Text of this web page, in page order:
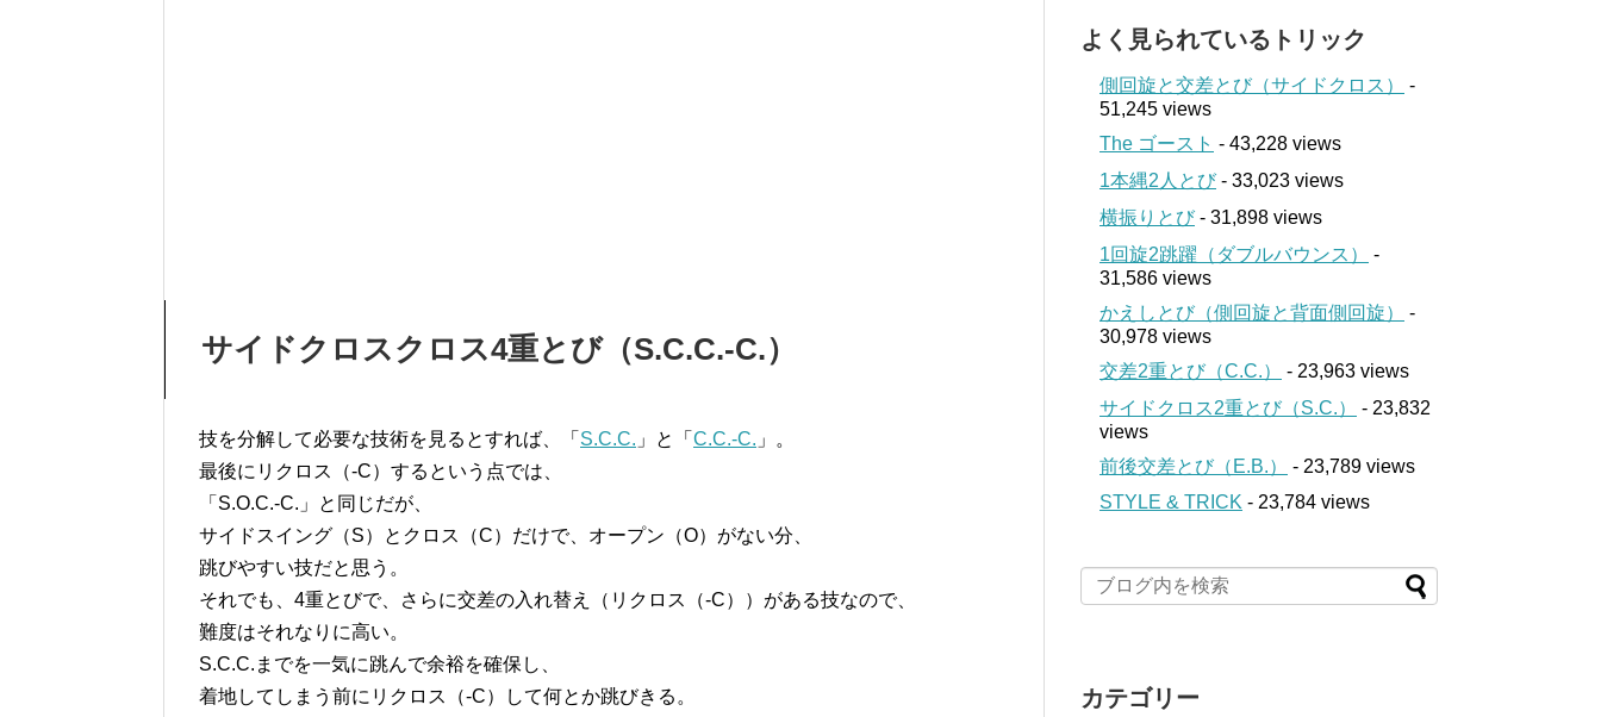
サイドクロスクロス4重とび（S.C.C.-C.）
技を分解して必要な技術を見るとすれば、「 S.C.C. 」と「 C.C.-C. 」。
最後にリクロス（-C）するという点では、
「S.O.C.-C.」と同じだが、
サイドスイング（S）とクロス（C）だけで、オープン（O）がない分、
跳びやすい技だと思う。
それでも、4重とびで、さらに交差の入れ替え（リクロス（-C））がある技なので、
難度はそれなりに高い。
S.C.C.までを一気に跳んで余裕を確保し、
着地してしまう前にリクロス（-C）して何とか跳びきる。
よく見られているトリック
側回旋と交差とび（サイドクロス）
-
51,245 views
The ゴースト - 43,228 views
1本縄2人とび- 33,023 views
横振りとび- 31,898 views
1回旋2跳躍（ダブルバウンス）
-
31,586 views
かえしとび（側回旋と背面側回旋）
-
30,978 views
交差2重とび（C.C.）
- 23,963 views
サイドクロス2重とび（S.C.）
- 23,832
views
前後交差とび（E.B.）
- 23,789 views
STYLE & TRICK - 23,784 views
カテゴリー